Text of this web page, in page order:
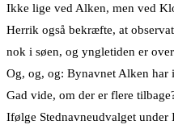
Ikke lige ved Alken, men ved
Herrik også bekræfte, at
nok i søen, og yngletiden er
Og, og, og: Bynavnet Alken har
Gad vide, om der er flere
Ifølge Stednavneudvalget